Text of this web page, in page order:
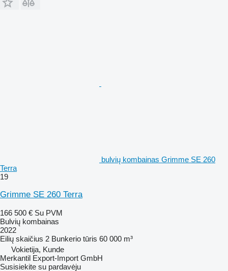
bulvių kombainas Grimme SE 260
Terra
19
Grimme SE 260 Terra
166 500 € Su PVM
Bulvių kombainas
2022
Eilių skaičius 2 Bunkerio tūris 60 000 m³
Vokietija, Kunde
Merkantil Export-Import GmbH
Susisiekite su pardavėju